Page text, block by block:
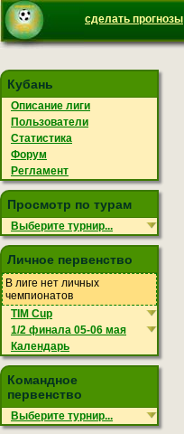
сделать прогнозы
Кубань
Описание лиги
Пользователи
Статистика
Форум
Регламент
Просмотр по турам
Выберите турнир...
Личное первенство
В лиге нет личных
чемпионатов
TIM Cup
1/2 финала 05-06 мая
Календарь
Командное
первенство
Выберите турнир...